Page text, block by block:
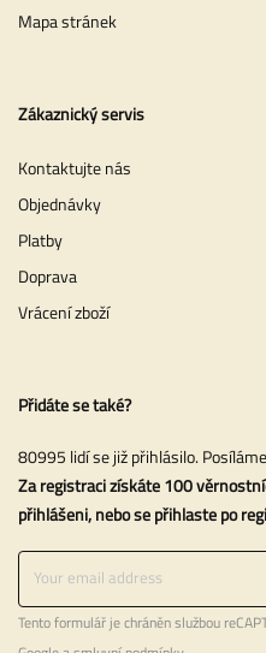
Mapa stránek
Zákaznický servis
Kontaktujte nás
Objednávky
Platby
Doprava
Vrácení zboží
Přidáte se také?
80995 lidí se již přihlásilo.
Za registraci získáte 100
přihlášeni, nebo se přihlaste po
Tento formulář je chráněn službou